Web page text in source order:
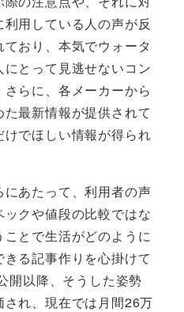
用している人の声が反
おり、本気でウォータ
とって見逃せないコン
らに、各メーカーから
最新情報が提供されて
でほしい情報が得られ
あたって、利用者の声
クや値段の比較ではな
とで生活がどのように
る記事作りを心掛けて
開以降、そうした姿勢
れ、現在では月間26万